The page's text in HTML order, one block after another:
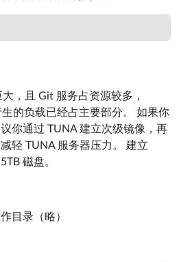
，且 Git 服务占资源较多，
的负载已经占主要部分。 如果你
你通过 TUNA 建立次级镜像，再
轻 TUNA 服务器压力。 建立
磁盘。
目录（略）